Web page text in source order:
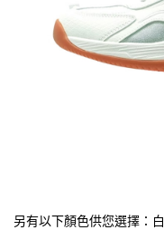
另有以下顏色供您選擇：白